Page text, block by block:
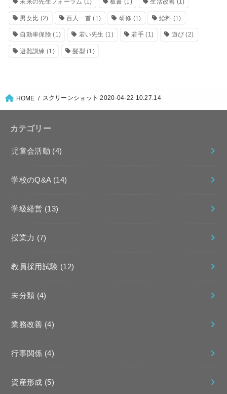
未来の先生フォーラム (1) 板書 (1) 生活改善 (1)
男女比 (2) 百人一首 (1) 研修 (1) 給料 (1)
自動車保険(1) 若い先生 (1) 若手(1) 遊び (2)
避難訓練 (1) 髪型 (1)
HOME スクリーンショット 2020-04-22 10.27.14
カテゴリー
児童会活動 (4)
学校のQ&A (14)
学級経営 (13)
授業力 (7)
教員採用試験 (12)
未分類 (4)
業務改善 (4)
行事関係 (4)
資産形成 (5)